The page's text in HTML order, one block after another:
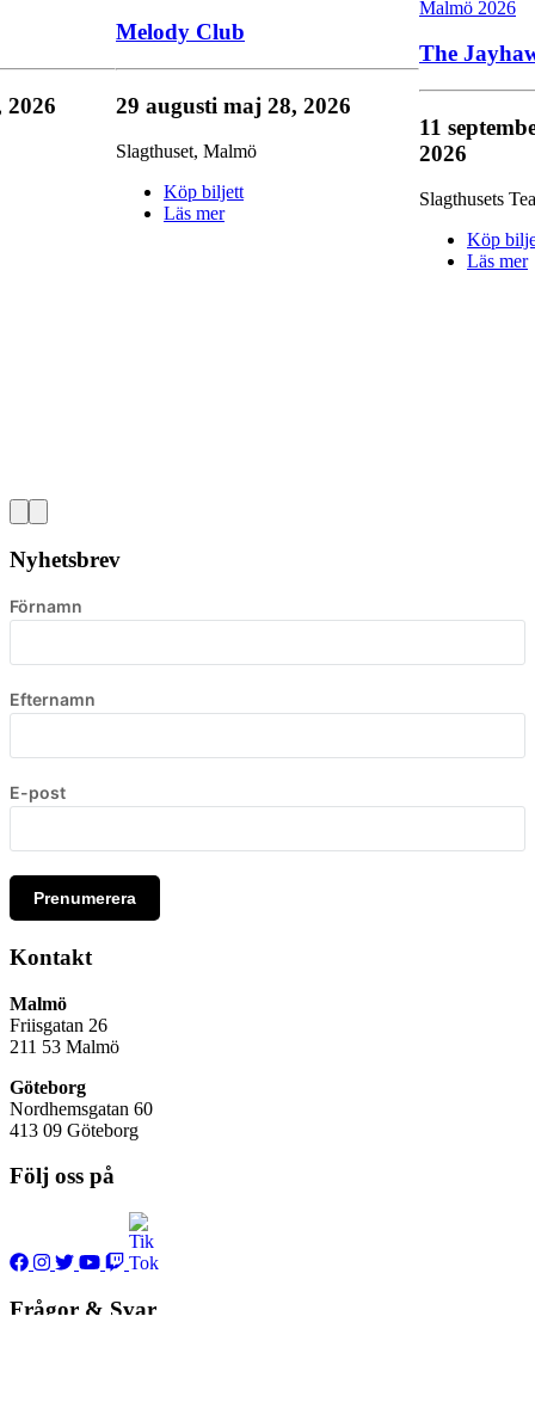
Melody Club
29 augusti maj 28, 2026
Slagthuset, Malmö
Köp biljett
Läs mer
The
11
2026
Slagthusets
Köp
Läs mer
2026
Nyhetsbrev
Förnamn
Efternamn
E-post
Prenumerera
Kontakt
Malmö
Friisgatan 26
211 53 Malmö
Göteborg
Nordhemsgatan 60
413 09 Göteborg
Följ oss på
Frågor & Svar